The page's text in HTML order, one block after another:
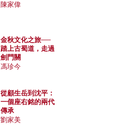
陳家偉
金秋文化之旅──
踏上古蜀道，走過
劍門關
馮珍今
從顧生岳到沈平：
一個座右銘的兩代
傳承
劉家美